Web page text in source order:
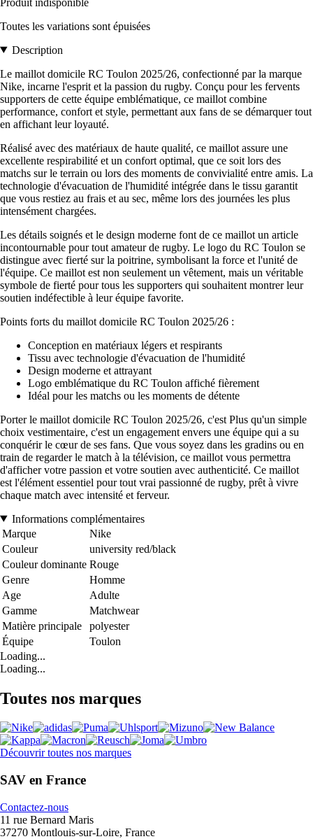
Toutes les variations sont épuisées
Description
Le maillot domicile RC Toulon 2025/26, confectionné par la marque
Nike, incarne l'esprit et la passion du rugby. Conçu pour les fervents
supporters de cette équipe emblématique, ce maillot combine
performance, confort et style, permettant aux fans de se démarquer tout
en affichant leur loyauté.
Réalisé avec des matériaux de haute qualité, ce maillot assure une
excellente respirabilité et un confort optimal, que ce soit lors des
matchs sur le terrain ou lors des moments de convivialité entre amis. La
technologie d'évacuation de l'humidité intégrée dans le tissu garantit
que vous restiez au frais et au sec, même lors des journées les plus
intensément chargées.
Les détails soignés et le design moderne font de ce maillot un article
incontournable pour tout amateur de rugby. Le logo du RC Toulon se
distingue avec fierté sur la poitrine, symbolisant la force et l'unité de
l'équipe. Ce maillot est non seulement un vêtement, mais un véritable
symbole de fierté pour tous les supporters qui souhaitent montrer leur
soutien indéfectible à leur équipe favorite.
Points forts du maillot domicile RC Toulon 2025/26 :
Conception en matériaux légers et respirants
Tissu avec technologie d'évacuation de l'humidité
Design moderne et attrayant
Logo emblématique du RC Toulon affiché fièrement
Idéal pour les matchs ou les moments de détente
Porter le maillot domicile RC Toulon 2025/26, c'est Plus qu'un simple
choix vestimentaire, c'est un engagement envers une équipe qui a su
conquérir le cœur de ses fans. Que vous soyez dans les gradins ou en
train de regarder le match à la télévision, ce maillot vous permettra
d'afficher votre passion et votre soutien avec authenticité. Ce maillot
est l'élément essentiel pour tout vrai passionné de rugby, prêt à vivre
chaque match avec intensité et ferveur.
Informations complémentaires
Marque
Nike
Couleur
university red/black
Couleur dominante Rouge
Genre
Homme
Age
Adulte
Gamme
Matchwear
Matière principale
polyester
Équipe
Toulon
Loading...
Loading...
Toutes nos marques
Découvrir toutes nos marques
SAV en France
Contactez-nous
11 rue Bernard Maris
37270 Montlouis-sur-Loire, France